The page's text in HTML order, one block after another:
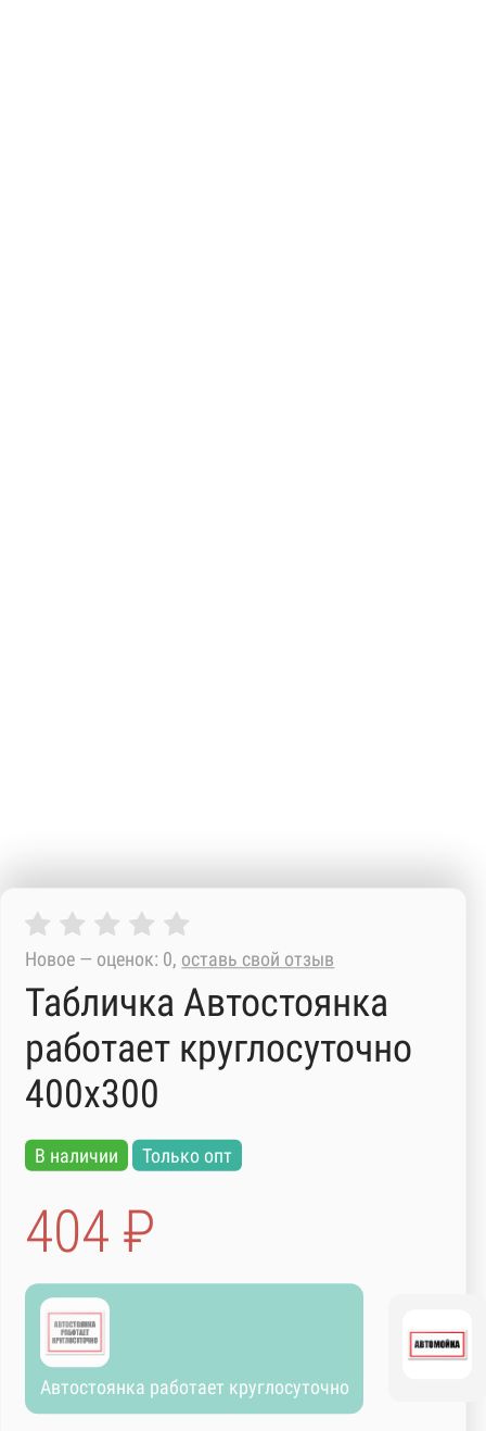
Новое — оценок: 0, оставь свой отзыв
Табличка Автостоянка
работает круглосуточно
400х300
В наличии Только опт
404 ₽
Автостоянка работает круглосуточно